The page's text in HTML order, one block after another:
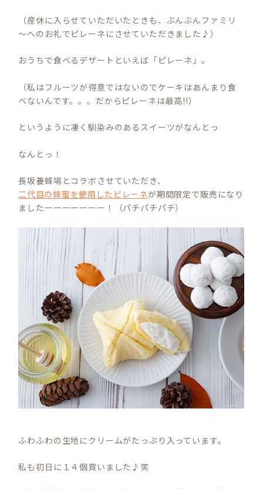
（産休に入らせていただいたときも、ぶんぶんファミリ
～へのお礼でピレーネにさせていただきました♪）
おうちで食べるデザートといえば「ピレーネ」。
（私はフルーツが得意ではないのでケーキはあんまり食
べないんです。。。だからピレーネは最高!!）
というように凄く馴染みのあるスイーツがなんとっ
なんとっ！
長坂養蜂場とコラボさせていただき、
二代目の蜂蜜を使用したピレーネが期間限定で販売になり
ましたーーーーーーー！（パチパチパチ）
ふわふわの生地にクリームがたっぷり入っています。
私も初日に１４個買いました♪笑